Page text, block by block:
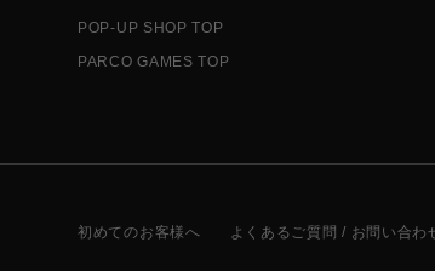
POP-UP SHOP TOP
PARCO GAMES TOP
初めてのお客様へ よくあるご質問 / お問い合わ